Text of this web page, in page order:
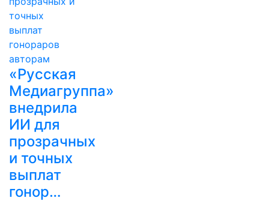
«Русская
Медиагруппа»
внедрила
ИИ для
прозрачных
и точных
выплат
гонор…